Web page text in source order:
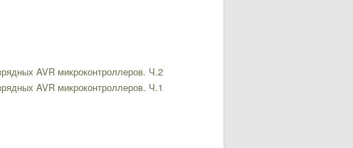
AVR микроконтроллеров. Ч.2
AVR микроконтроллеров. Ч.1